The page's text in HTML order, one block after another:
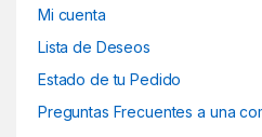
Mi cuenta
Lista de Deseos
Estado de tu Pedido
Preguntas Frecuentes a una